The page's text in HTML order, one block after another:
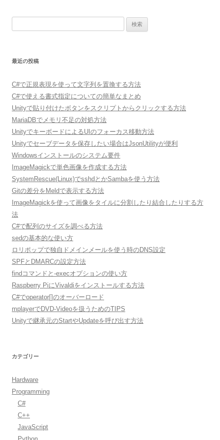
最近の投稿
C#で正規表現を使って文字列を置換する方法
C#で使える書式指定についての簡単なまとめ
Unityで貼り付けたボタンをスクリプトからクリックする方法
MariaDBでメモリ不足の対処方法
UnityでキーボードによるUIのフォーカス移動方法
Unityでセーブデータを保存したい場合はJsonUtilityが便利
Windowsインストールのシステム要件
ImageMagickで単色画像を作成する方法
SystemRescue(Linux)でsshdとかSambaを使う方法
Gitの差分をMeldで表示する方法
ImageMagickを使って画像をタイルに分割したり結合したりする方
法
C#で配列のサイズを調べる方法
sedの基本的な使い方
ロリポップで独自ドメインメールを使う時のDNS設定
SPFとDMARCの設定方法
findコマンドと-execオプションの使い方
Raspberry PiにVivaldiをインストールする方法
C#でoperator[]のオーバーロード
mplayerでDVD-Videoを扱うためのTIPS
Unityで継承元のStartやUpdateを呼び出す方法
カテゴリー
Hardware
Programming
C#
C++
JavaScript